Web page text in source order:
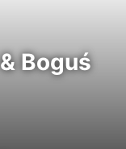
Boguś